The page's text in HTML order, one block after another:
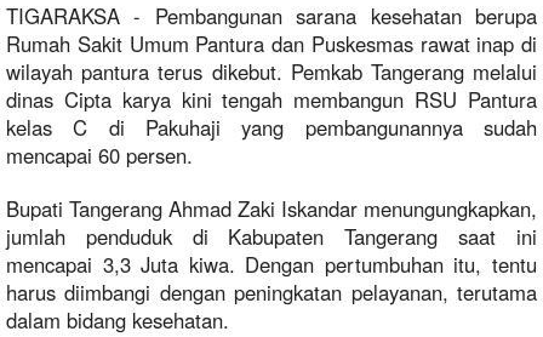
TIGARAKSA - Pembangunan sarana kesehatan berupa
Rumah Sakit Umum Pantura dan Puskesmas rawat inap di
wilayah pantura terus dikebut. Pemkab Tangerang melalui
dinas Cipta karya kini tengah membangun RSU Pantura
kelas C di Pakuhaji yang pembangunannya sudah
mencapai 60 persen.
Bupati Tangerang Ahmad Zaki Iskandar menungungkapkan,
jumlah penduduk di Kabupaten Tangerang saat ini
mencapai 3,3 Juta kiwa. Dengan pertumbuhan itu, tentu
harus diimbangi dengan peningkatan pelayanan, terutama
dalam bidang kesehatan.